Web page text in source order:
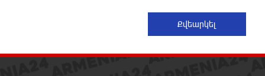
Ծովագյուղում ապօրինի պահվող